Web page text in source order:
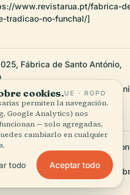
www.revistarua.pt/fabrica-
tradicao-no-funchal/]
Fábrica de Santo António,
fabrica-de-santo-
António Visitor
details/1008455/
cookies.UE · RGPD
permiten la navegación.
Google Analytics) nos
— solo agregadas,
cambiarlo en cualquier
todo Aceptar todo